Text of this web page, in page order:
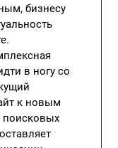
бизнесу
в ногу со
к новым
поисковых